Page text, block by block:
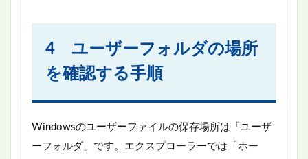
4 ユーザーフォルダの場所
を確認する手順
Windowsのユーザーファイルの保存場所は「ユーザ
ーフォルダ」です。エクスプローラーでは「ホー